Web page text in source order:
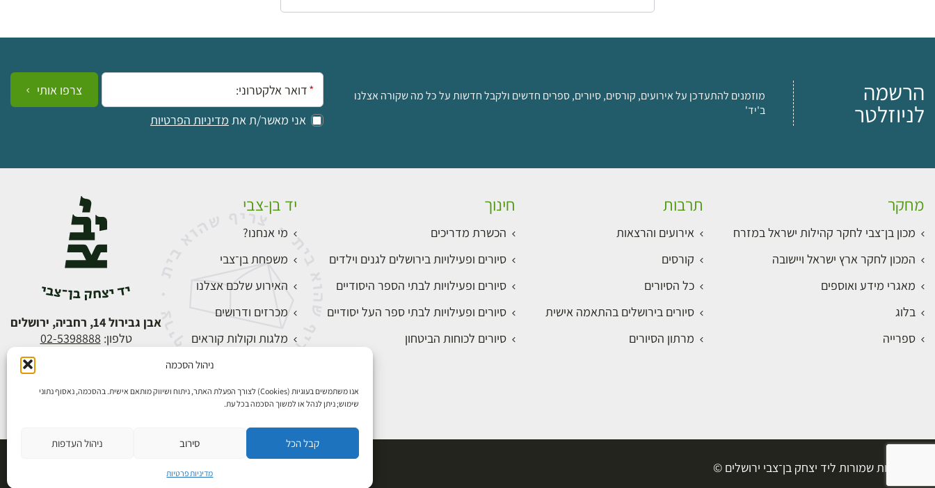
ניהול הסכמה
אנו משתמשים בעוגיות (Cookies) לצורך הפעלת האתר, ניתוח ושיווק מותאם אישית. בהסכמה, נאסוף נתוני
שימוש; ניתן לנהל או למשוך הסכמה בכל עת.
קבל הכל סירוב ניהול העדפות
מדיניות פרטיות
הרשמה
לניוזלטר
מוזמנים להתעדכן על אירועים, קורסים, סיורים, ספרים חדשים ולקבל חדשות על כל מה שקורה אצלנו
ב'יד'
אימייל:
אני מאשר/ת את מדיניות הפרטיות
צרפו אותי
מחקר
מכון בן־צבי לחקר קהילות ישראל במזרח
המכון לחקר ארץ ישראל ויישובה
מאגרי מידע ואוספים
בלוג
ספרייה
תרבות
אירועים והרצאות
קורסים
כל הסיורים
סיורים בירושלים בהתאמה אישית
מרתון הסיורים
חינוך
הכשרת מדריכים
סיורים ופעילויות בירושלים לגנים וילדים
סיורים ופעילויות לבתי הספר היסודיים
סיורים ופעילויות לבתי ספר העל יסודיים
סיורים לכוחות הביטחון
יד בן-צבי
מי אנחנו?
משפחת בן־צבי
האירוע שלכם אצלנו
מכרזים ודרושים
מלגות וקולות קוראים
התחברות
אבן גבירול 14, רחביה, ירושלים
טלפון: 02-5398888
כל הזכויות שמורות ליד יצחק בן־צבי ירושלים ©